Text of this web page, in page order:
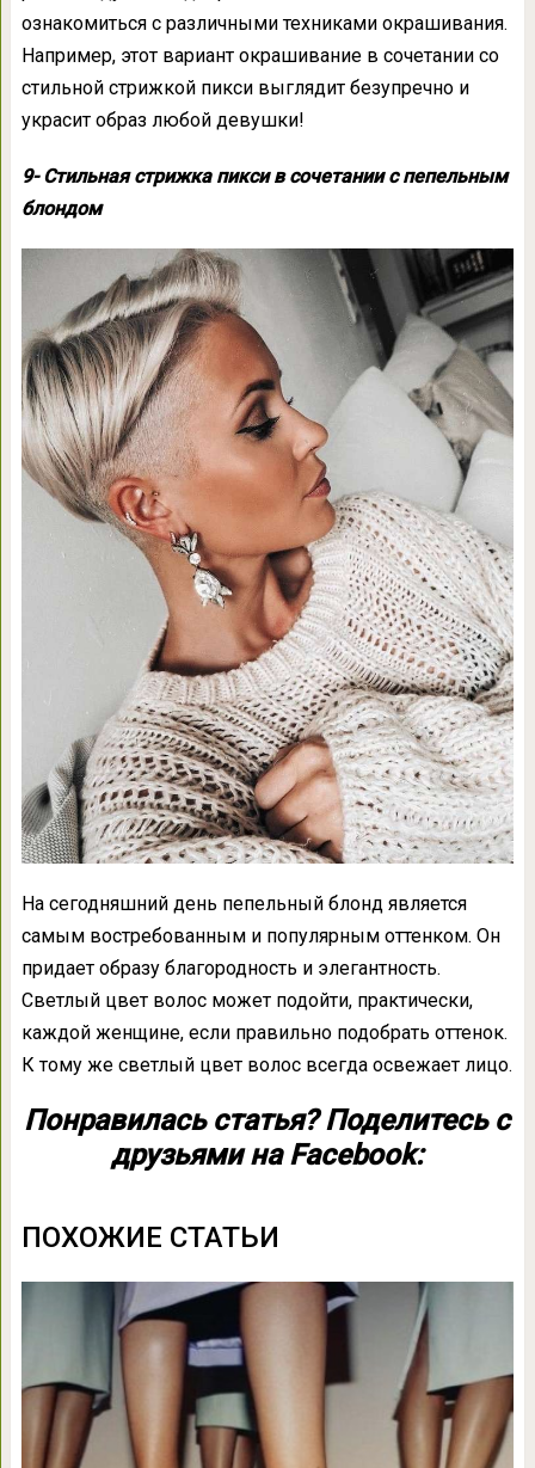
ознакомиться с различными техниками окрашивания.
Например, этот вариант окрашивание в сочетании со
стильной стрижкой пикси выглядит безупречно и
украсит образ любой девушки!
9- Стильная стрижка пикси в сочетании с пепельным
блондом
На сегодняшний день пепельный блонд является
самым востребованным и популярным оттенком. Он
придает образу благородность и элегантность.
Светлый цвет волос может подойти, практически,
каждой женщине, если правильно подобрать оттенок.
К тому же светлый цвет волос всегда освежает лицо.
Понравилась статья? Поделитесь с
друзьями на Facebook:
ПОХОЖИЕ СТАТЬИ